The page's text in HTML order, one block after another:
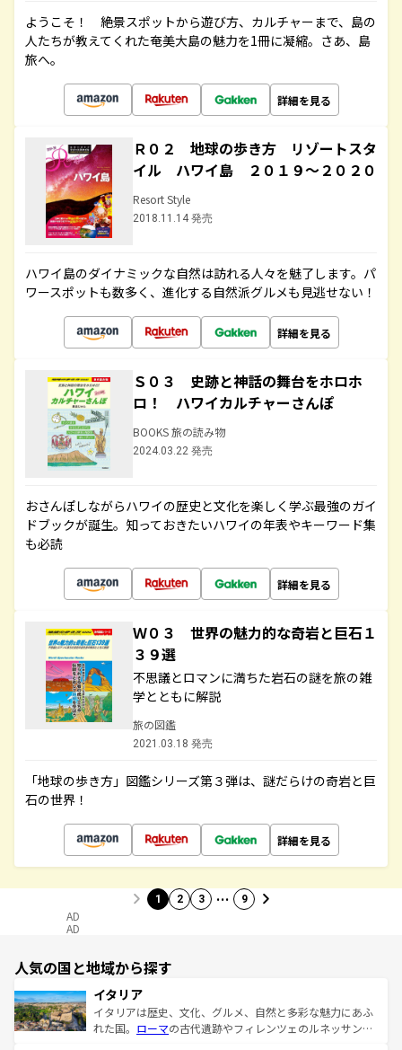
ようこそ！ 絶景スポットから遊び方、カルチャーまで、島の
人たちが教えてくれた奄美大島の魅力を1冊に凝縮。さあ、島
旅へ。
詳細を見る
Ｒ０２ 地球の歩き方 リゾートスタ
イル ハワイ島 ２０１９～２０２０
Resort Style
2018.11.14 発売
ハワイ島のダイナミックな自然は訪れる人々を魅了します。パ
ワースポットも数多く、進化する自然派グルメも見逃せない！
詳細を見る
Ｓ０３ 史跡と神話の舞台をホロホ
ロ！ ハワイカルチャーさんぽ
BOOKS 旅の読み物
2024.03.22 発売
おさんぽしながらハワイの歴史と文化を楽しく学ぶ最強のガイ
ドブックが誕生。知っておきたいハワイの年表やキーワード集
も必読
詳細を見る
Ｗ０３ 世界の魅力的な奇岩と巨石１
３９選
不思議とロマンに満ちた岩石の謎を旅の雑
学とともに解説
旅の図鑑
2021.03.18 発売
「地球の歩き方」図鑑シリーズ第３弾は、謎だらけの奇岩と巨
石の世界！
詳細を見る
1 2 3 … 9
AD
AD
人気の国と地域から探す
イタリア
イタリアは歴史、文化、グルメ、自然と多彩な魅力にあふ
れた国。 ローマの古代遺跡やフィレンツェのルネッサンス